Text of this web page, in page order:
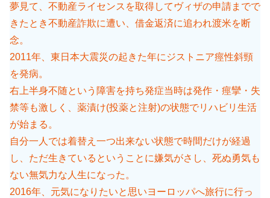
夢見て、不動産ライセンスを取得してヴィザの申請までで
きたとき不動産詐欺に遭い、借金返済に追われ渡米を断
念。
2011年、東日本大震災の起きた年にジストニア痙性斜頸
を発病。
右上半身不随という障害を持ち発症当時は発作・痙攣・失
禁等も激しく、薬漬け(投薬と注射)の状態でリハビリ生活
が始まる。
自分一人では着替え一つ出来ない状態で時間だけが経過
し、ただ生きているということに嫌気がさし、死ぬ勇気も
ない無気力な人生になった。
2016年、元気になりたいと思いヨーロッパへ旅行に行っ